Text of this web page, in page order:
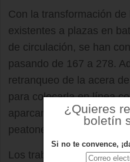
Con la transformación
existentes a plazas en
de circulación, se han
pasando de 167 a 278.
retranqueo de la acera
para colocarla en línea
aparcamientos y se ha
peatones elevado.
Los trabajos de
¿Quieres
boletín
Si no te convence,